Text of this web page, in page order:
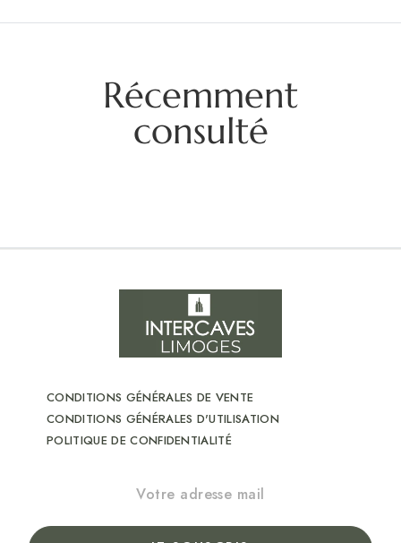
Récemment
consulté
CONDITIONS GÉNÉRALES DE VENTE
CONDITIONS GÉNÉRALES D'UTILISATION
POLITIQUE DE CONFIDENTIALITÉ